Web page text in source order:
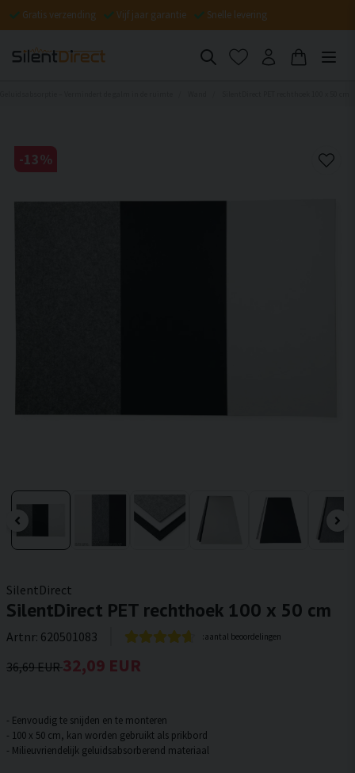
Gratis verzending Vijf jaar garantie Snelle levering
-13%
SilentDirect
SilentDirect PET rechthoek 100 x 50 cm
Artnr: 620501083 :aantal beoordelingen
36,69 EUR32,09 EUR
- Eenvoudig te snijden en te monteren
- 100 x 50 cm, kan worden gebruikt als prikbord